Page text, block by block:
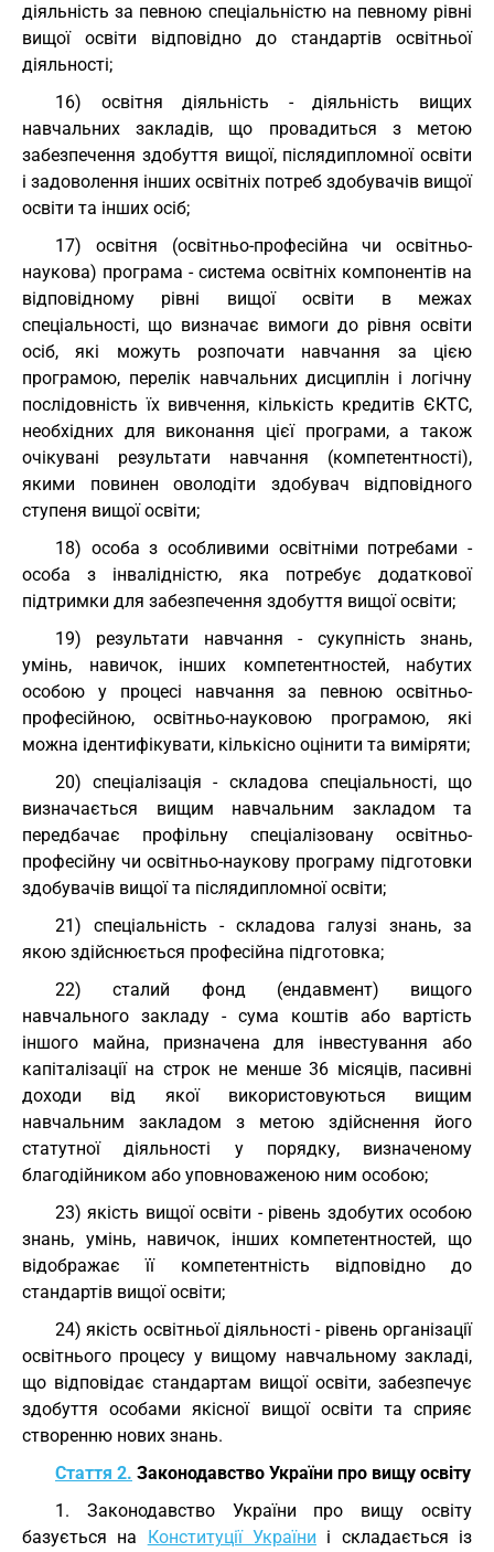
діяльність за певною спеціальністю на певному рівні
вищої освіти відповідно до стандартів освітньої
діяльності;
16) освітня діяльність - діяльність вищих
навчальних закладів, що провадиться з метою
забезпечення здобуття вищої, післядипломної освіти
і задоволення інших освітніх потреб здобувачів вищої
освіти та інших осіб;
17) освітня (освітньо-професійна чи освітньо-
наукова) програма - система освітніх компонентів на
відповідному рівні вищої освіти в межах
спеціальності, що визначає вимоги до рівня освіти
осіб, які можуть розпочати навчання за цією
програмою, перелік навчальних дисциплін і логічну
послідовність їх вивчення, кількість кредитів ЄКТС,
необхідних для виконання цієї програми, а також
очікувані результати навчання (компетентності),
якими повинен оволодіти здобувач відповідного
ступеня вищої освіти;
18) особа з особливими освітніми потребами -
особа з інвалідністю, яка потребує додаткової
підтримки для забезпечення здобуття вищої освіти;
19) результати навчання - сукупність знань,
умінь, навичок, інших компетентностей, набутих
особою у процесі навчання за певною освітньо-
професійною, освітньо-науковою програмою, які
можна ідентифікувати, кількісно оцінити та виміряти;
20) спеціалізація - складова спеціальності, що
визначається вищим навчальним закладом та
передбачає профільну спеціалізовану освітньо-
професійну чи освітньо-наукову програму підготовки
здобувачів вищої та післядипломної освіти;
21) спеціальність - складова галузі знань, за
якою здійснюється професійна підготовка;
22) сталий фонд (ендавмент) вищого
навчального закладу - сума коштів або вартість
іншого майна, призначена для інвестування або
капіталізації на строк не менше 36 місяців, пасивні
доходи від якої використовуються вищим
навчальним закладом з метою здійснення його
статутної діяльності у порядку, визначеному
благодійником або уповноваженою ним особою;
23) якість вищої освіти - рівень здобутих особою
знань, умінь, навичок, інших компетентностей, що
відображає її компетентність відповідно до
стандартів вищої освіти;
24) якість освітньої діяльності - рівень організації
освітнього процесу у вищому навчальному закладі,
що відповідає стандартам вищої освіти, забезпечує
здобуття особами якісної вищої освіти та сприяє
створенню нових знань.
Стаття 2. Законодавство України про вищу освіту
1. Законодавство України про вищу освіту
базується на Конституції України і складається із